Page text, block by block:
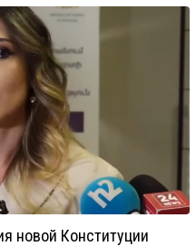
новой Конституции